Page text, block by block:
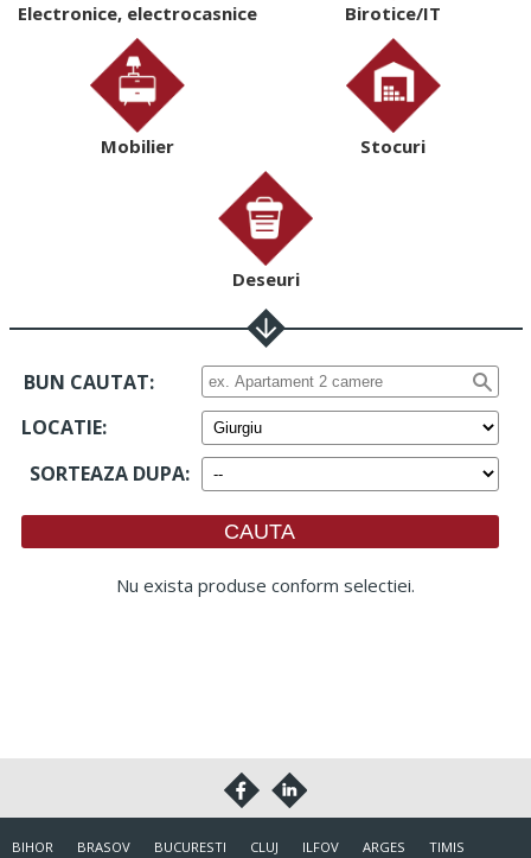
Electronice, electrocasnice Birotice/IT
Mobilier Stocuri
Deseuri
BUN CAUTAT:
LOCATIE:
SORTEAZA DUPA:
Nu exista produse conform selectiei.
BIHOR BRASOV BUCURESTI CLUJ ILFOV ARGES TIMIS